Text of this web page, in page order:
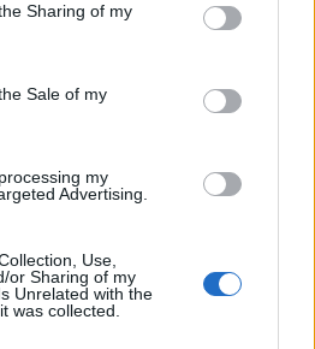
Sharing of my
Sale of my
my
Advertising.
Use,
or Sharing of my
Unrelated with the
was collected.
δίκη συνεχίζεται κατόπιν
διαδίκων. Αν δεν ζητηθεί
και εφόσον καταβληθεί από το
10 εργάσιμων ημερών από την
το ποσό της οφειλής
τόκους, προσαυξήσεις και
σε 75% εάν καταβληθεί σε 1
σε 55% για 5 -8 δόσεις, σε